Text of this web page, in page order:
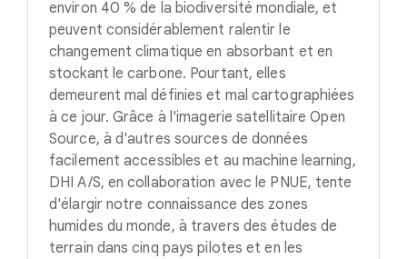
environ 40 % de la biodiversité mondiale, et
peuvent considérablement ralentir le
changement climatique en absorbant et en
stockant le carbone. Pourtant, elles
demeurent mal définies et mal cartographiées
à ce jour. Grâce à l'imagerie satellitaire Open
Source, à d'autres sources de données
facilement accessibles et au machine learning,
DHI A/S, en collaboration avec le PNUE, tente
d'élargir notre connaissance des zones
humides du monde, à travers des études de
terrain dans cinq pays pilotes et en les